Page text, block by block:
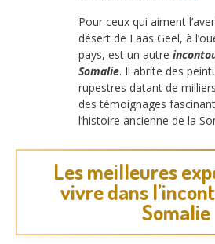
Pour ceux qui aiment
désert de Laas Geel, à
pays, est un autre
Somalie. Il abrite des
rupestres datant de
des témoignages
l’histoire ancienne de la
Les meilleures
vivre dans
Somalie